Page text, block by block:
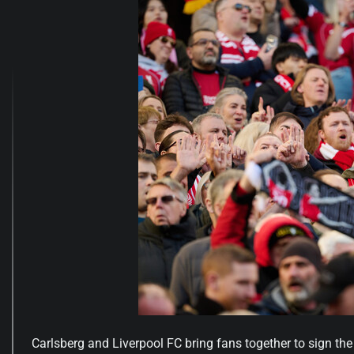
Carlsberg and Liverpool FC bring fans together to sign